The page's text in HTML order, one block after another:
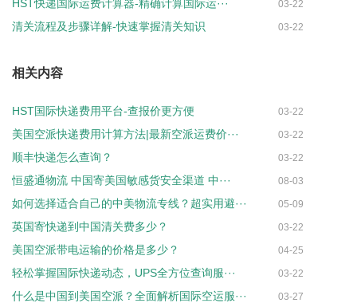
HST快递国际运费计算器-精确计算国际运··· 03-22
清关流程及步骤详解-快速掌握清关知识 03-22
相关内容
HST国际快递费用平台-查报价更方便 03-22
美国空派快递费用计算方法|最新空派运费价··· 03-22
顺丰快递怎么查询？ 03-22
恒盛通物流 中国寄美国敏感货安全渠道 中··· 08-03
如何选择适合自己的中美物流专线？超实用避··· 05-09
英国寄快递到中国清关费多少？ 03-22
美国空派带电运输的价格是多少？ 04-25
轻松掌握国际快递动态，UPS全方位查询服··· 03-22
什么是中国到美国空派？全面解析国际空运服··· 03-27